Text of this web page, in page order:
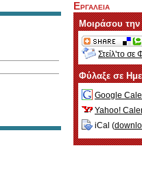
Εργαλεια
Μοιράσου
Στείλ'το σε
Φύλαξε σε
Google
Yahoo!
iCal (